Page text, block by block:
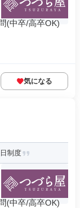
(中卒/高卒OK)
気になる
制度
(中卒/高卒OK)